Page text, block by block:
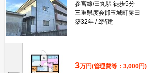
参宮線/田丸駅 徒歩5分
三重県度会郡玉城町勝田
築32年
2階建
3万円(管理費等：3,000円)